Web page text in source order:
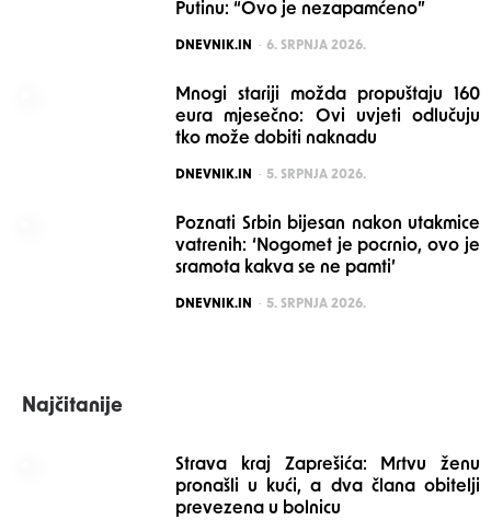
Putinu: “Ovo je nezapamćeno”
POSTED
DNEVNIK.IN 6. SRPNJA 2026.
Mnogi stariji možda propuštaju 160
eura mjesečno: Ovi uvjeti odlučuju
tko može dobiti naknadu
POSTED
DNEVNIK.IN 5. SRPNJA 2026.
Poznati Srbin bijesan nakon utakmice
vatrenih: ‘Nogomet je pocrnio, ovo je
sramota kakva se ne pamti’
POSTED
DNEVNIK.IN 5. SRPNJA 2026.
Najčitanije
Strava kraj Zaprešića: Mrtvu ženu
pronašli u kući, a dva člana obitelji
prevezena u bolnicu